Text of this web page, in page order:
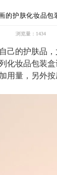
的护肤化妆品包
浏览量：1434
己的护肤品 ，
化妆品包装
用量，另外